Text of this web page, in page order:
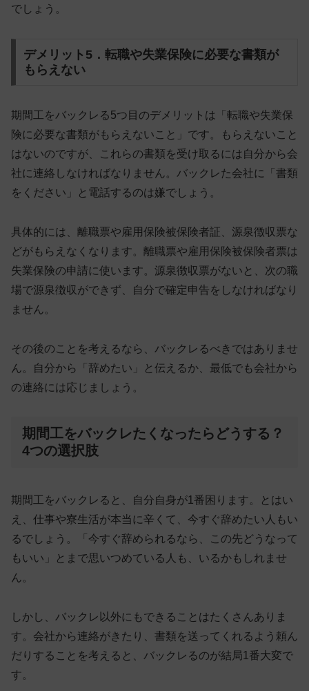
でしょう。
デメリット5．転職や失業保険に必要な書類が
もらえない
期間工をバックレる5つ目のデメリットは「転職や失業保
険に必要な書類がもらえないこと」です。もらえないこと
はないのですが、これらの書類を受け取るには自分から会
社に連絡しなければなりません。バックレた会社に「書類
をください」と電話するのは嫌でしょう。
具体的には、 離職票や雇用保険被保険者証、源泉徴収票な
どがもらえなくなります。離職票や雇用保険被保険者票は
失業保険の申請に使います。源泉徴収票がないと、次の職
場で源泉徴収ができず、自分で確定申告をしなければなり
ません。
その後のことを考えるなら、バックレるべきではありませ
ん。自分から「辞めたい」と伝えるか、最低でも会社から
の連絡には応じましょう。
期間工をバックレたくなったらどうする？
4つの選択肢
期間工をバックレると、自分自身が1番困ります。とはい
え、仕事や寮生活が本当に辛くて、今すぐ辞めたい人もい
るでしょう。「今すぐ辞められるなら、この先どうなって
もいい」とまで思いつめている人も、いるかもしれませ
ん。
しかし、バックレ以外にもできることはたくさんありま
す。会社から連絡がきたり、書類を送ってくれるよう頼ん
だりすることを考えると、バックレるのが結局1番大変で
す。